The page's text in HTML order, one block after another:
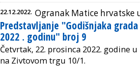
22.12.2022. Ogranak Matice hrvatske
Predstavljanje "Godišnjaka grada
2022 . godinu" broj 9
Četvrtak, 22. prosinca 2022. godine u
na Zivtovom trgu 10/1.